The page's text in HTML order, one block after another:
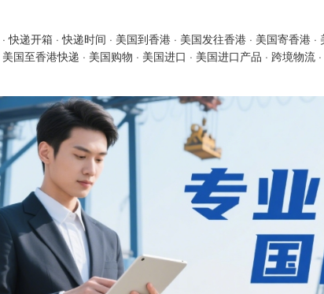
·快递开箱 ·快递时间 · 美国到香港 · 美国发往香港 · 美国寄香港 ·
美国至香港快递 · 美国购物 · 美国进口 · 美国进口产品 · 跨境物流 ·